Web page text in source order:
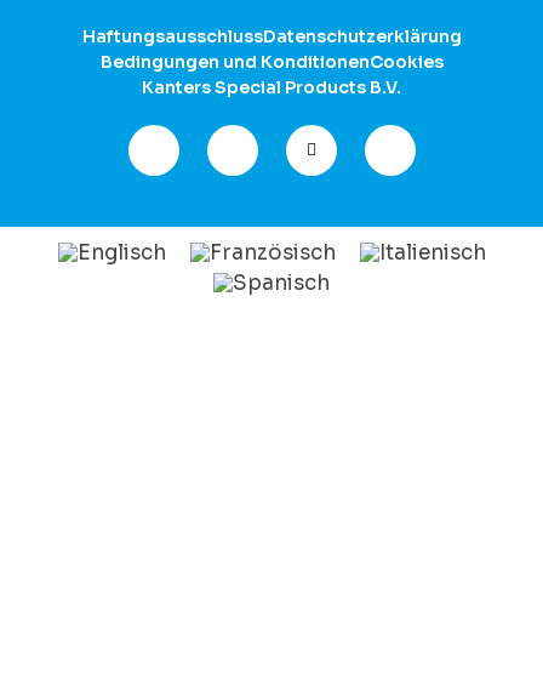
HaftungsausschlussDatenschutzerklärung
Bedingungen und KonditionenCookies
Kanters Special Products B.V.